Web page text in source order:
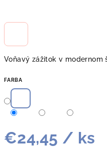
Voňavý zážitok v modernom
FARBA
€24,45 / ks